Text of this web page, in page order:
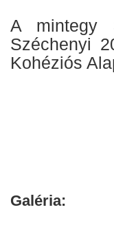
A mintegy
Széchenyi
Kohéziós
Galéria: